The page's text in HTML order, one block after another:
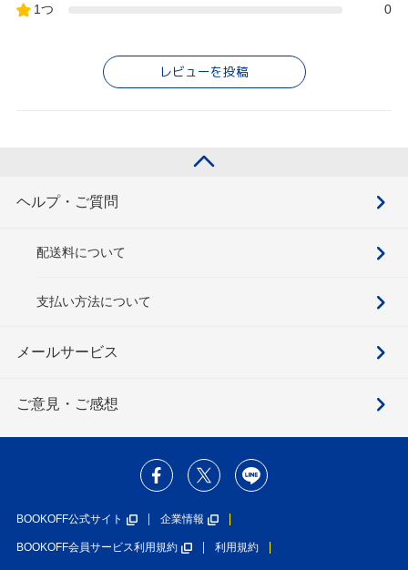
1つ
0
レビューを投稿
ヘルプ・ご質問
配送料について
支払い方法について
メールサービス
ご意見・ご感想
BOOKOFF公式サイト 企業情報
BOOKOFF会員サービス利用規約 利用規約